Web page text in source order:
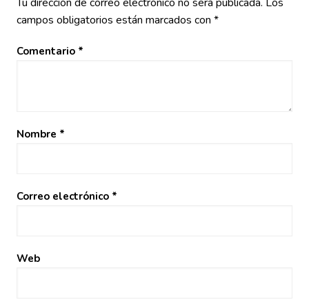
campos obligatorios están marcados con *
Comentario *
Nombre *
Correo electrónico *
Web